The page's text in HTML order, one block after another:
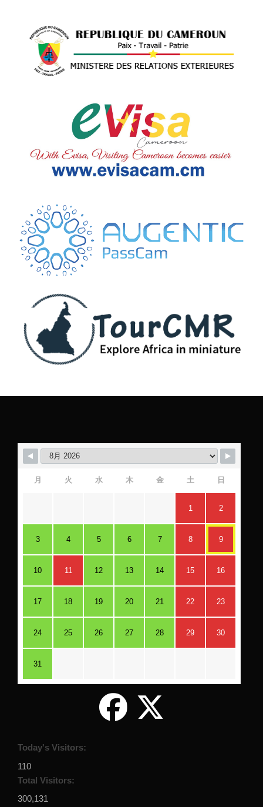
月 火 水 木 金 土 日
1 2
3 4 5 6 7 8 9
10 11 12 13 14 15 16
17 18 19 20 21 22 23
24 25 26 27 28 29 30
31
Today's Visitors:
110
Total Visitors:
300,131